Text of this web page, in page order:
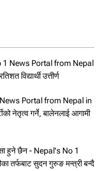
1 News Portal from Nepal
विद्यार्थी उत्तीर्ण
News Portal from Nepal in
नेतृत्व गर्ने, बालेनलाई आगामी
हुने छैन - Nepal's No 1
तर्फबाट सुदन गुरुङ मन्त्री बन्दै